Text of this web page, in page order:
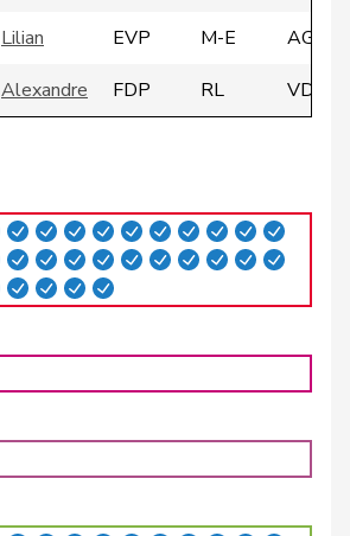
Lilian EVP M-E
AG
Alexandre FDP RL
VD
Damien FDP RL
Simone FDP RL GE
Marcel FDP RL SG